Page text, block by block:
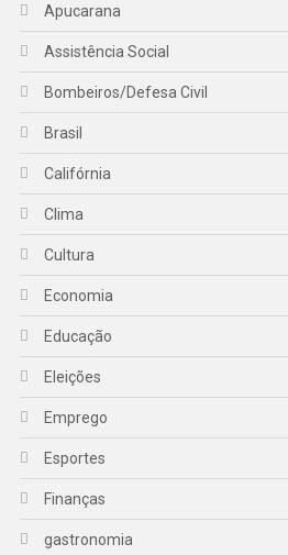
Apucarana
Assistência Social
Bombeiros/Defesa Civil
Brasil
Califórnia
Clima
Cultura
Economia
Educação
Eleições
Emprego
Esportes
Finanças
gastronomia